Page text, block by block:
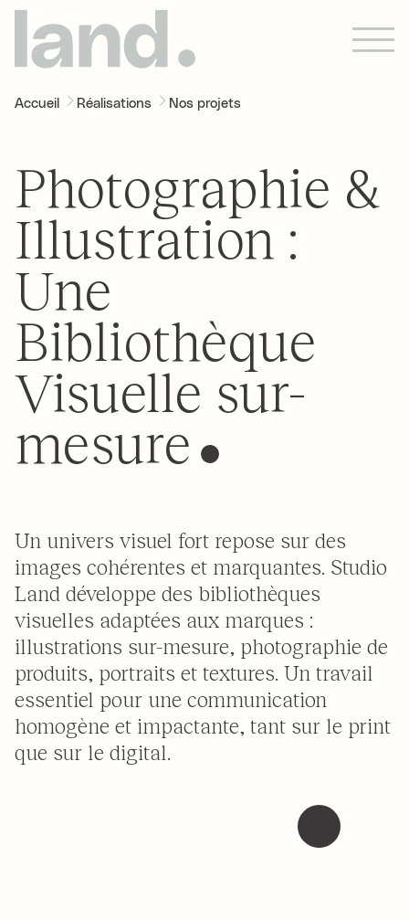
Accueil Réalisations Nos projets
Photographie &
Illustration :
Une
Bibliothèque
Visuelle sur-
mesure
Un univers visuel fort repose sur des
images cohérentes et marquantes. Studio
Land développe des bibliothèques
visuelles adaptées aux marques :
illustrations sur-mesure, photographie de
produits, portraits et textures. Un travail
essentiel pour une communication
homogène et impactante, tant sur le print
que sur le digital.